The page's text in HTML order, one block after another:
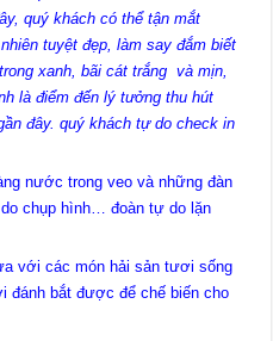
quý khách có thể tận mắt
tuyệt đẹp, làm say đắm biết
xanh, bãi cát trắng và mịn,
là điểm đến lý tưởng thu hút
đây. quý khách tự do check in
nước trong veo và những đàn
chụp hình… đoàn tự do lặn
với các món hải sản tươi sống
đánh bắt được để chế biến cho